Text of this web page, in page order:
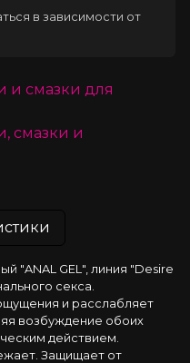
в зависимости от
и смазки для
смазки и
"ANAL GEL", линия "Desire
секса.
и расслабляет
возбуждение обоих
действием.
Защищает от